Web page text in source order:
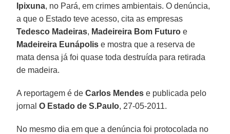
Ipixuna, no Pará, em crimes ambientais. O denúncia,
a que o Estado teve acesso, cita as empresas
Tedesco Madeiras, Madeireira Bom Futuro e
Madeireira Eunápolis e mostra que a reserva de
mata densa já foi quase toda destruída para retirada
de madeira.
A reportagem é deCarlos Mendes e publicada pelo
jornalO Estado de S.Paulo, 27-05-2011.
No mesmo dia em que a denúncia foi protocolada no